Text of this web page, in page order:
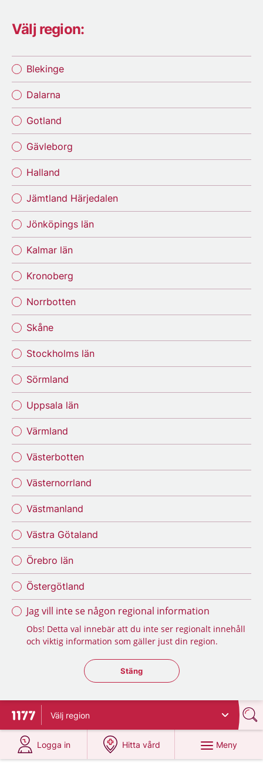
Välj region:
Blekinge
Dalarna
Gotland
Gävleborg
Halland
Jämtland Härjedalen
Jönköpings län
Kalmar län
Kronoberg
Norrbotten
Skåne
Stockholms län
Sörmland
Uppsala län
Värmland
Västerbotten
Västernorrland
Västmanland
Västra Götaland
Örebro län
Östergötland
Jag vill inte se någon regional information
Obs! Detta val innebär att du inte ser regionalt innehåll
och viktig information som gäller just din region.
Stäng regionsväljaren
Stäng
Till startsidan för 1177
Välj region
Logga in
på 1177.se
Hitta vård
på 1177.se
Meny